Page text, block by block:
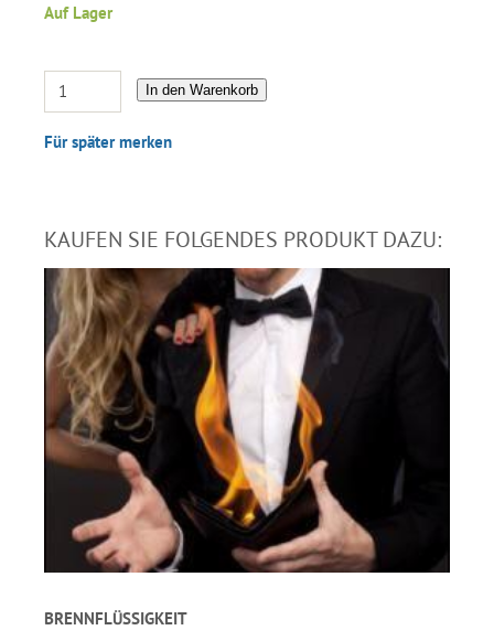
Auf Lager
In den Warenkorb
Für später merken
KAUFEN SIE FOLGENDES PRODUKT DAZU:
BRENNFLÜSSIGKEIT